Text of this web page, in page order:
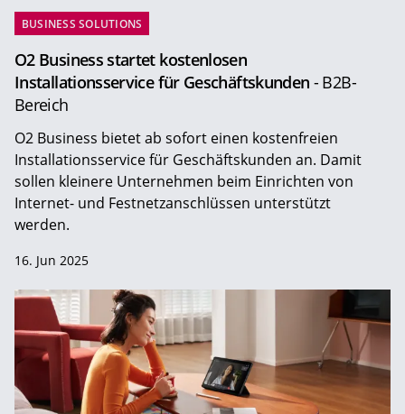
BUSINESS SOLUTIONS
O2 Business startet kostenlosen
Installationsservice für Geschäftskunden - B2B-
Bereich
O2 Business bietet ab sofort einen kostenfreien
Installationsservice für Geschäftskunden an. Damit
sollen kleinere Unternehmen beim Einrichten von
Internet- und Festnetzanschlüssen unterstützt
werden.
16. Jun 2025